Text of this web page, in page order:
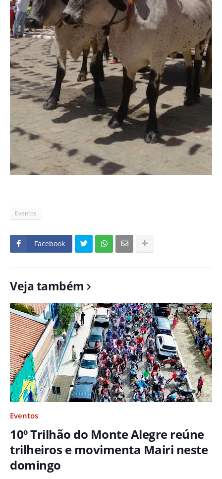
Eventos
Facebook
Veja também
Eventos
10º Trilhão do Monte Alegre reúne
trilheiros e movimenta Mairi neste
domingo